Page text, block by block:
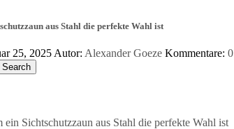
aus Stahl die perfekte Wahl ist
25, 2025 Autor: Alexander Goeze Kommentare: 0
Sichtschutzzaun aus Stahl die perfekte Wahl ist